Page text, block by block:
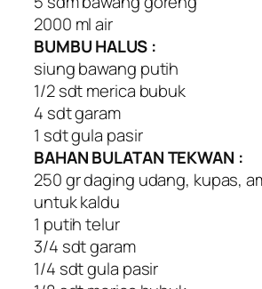
2000 ml air
BUMBU HALUS :
siung bawang putih
1/2 sdt merica bubuk
4 sdt garam
1 sdt gula pasir
BAHAN BULATAN TEKWAN :
250 gr daging udang, kupas,
untuk kaldu
1 putih telur
3/4 sdt garam
1/4 sdt gula pasir